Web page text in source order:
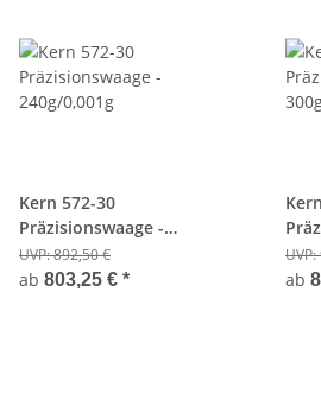
Kern 572-30
Präzisionswaage -
240g/0,001g
UVP:892,50 €
ab 803,25 € *
UVP:
ab